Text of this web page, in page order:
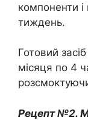
компоненти
тиждень.
Готовий
місяця по 4
Рецепт №2.